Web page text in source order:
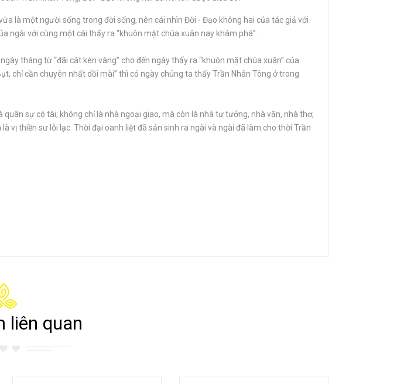
là một người sống trong đời sống, nên cái nhìn Đời - Đạo không hai của tác giả với
ngài với cùng một cái thấy ra “khuôn mặt chúa xuân nay khám phá”.
tháng từ “đãi cát kén vàng” cho đến ngày thấy ra “khuôn mặt chúa xuân” của
chỉ cần chuyên nhất dồi mài” thì có ngày chúng ta thấy Trần Nhân Tông ở trong
sự có tài; không chỉ là nhà ngoại giao, mà còn là nhà tư tưởng, nhà văn, nhà thơ;
vị thiền sư lỗi lạc. Thời đại oanh liệt đã sản sinh ra ngài và ngài đã làm cho thời Trần
liên quan